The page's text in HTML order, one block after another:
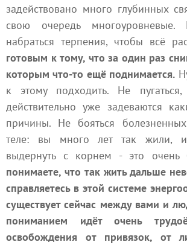
задействовано много глубинных
свою очередь многоуровневые.
набраться терпения, чтобы всё
готовым к тому, что за один раз
которым что-то ещё поднимается.
к этому подходить. Не
действительно уже задеваются
причины. Не бояться
теле: вы много лет так жили, и
выдернуть с корнем - это очень
понимаете, что так жить дальше
справляетесь в этой системе
существует сейчас между вами и
пониманием идёт очень
освобождения от привязок, от